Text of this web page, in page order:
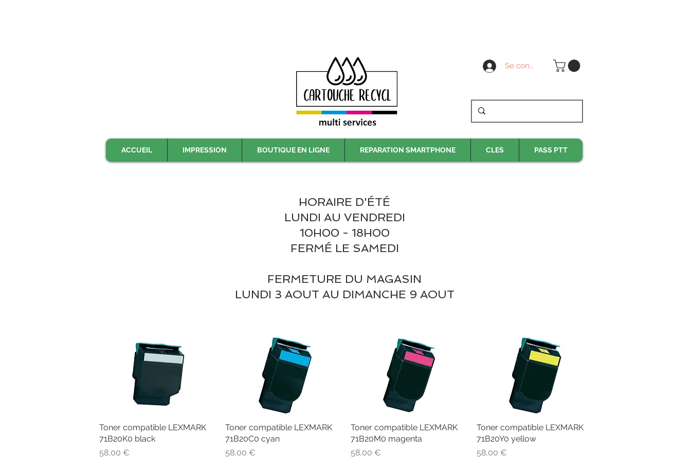
Se connecter
ACCUEIL IMPRESSION BOUTIQUE EN LIGNE REPARATION SMARTPHONE CLES PASS PTT
HORAIRE D'ÉTÉ
LUNDI AU VENDREDI
10H00 - 18H00
FERMÉ LE SAMEDI
FERMETURE DU MAGASIN
LUNDI 3 AOUT AU DIMANCHE 9 AOUT
Aperçu rapide
Toner compatible LEXMARK
71B20K0 black
Prix
58,00 €
Aperçu rapide
Toner compatible LEXMARK
71B20C0 cyan
Prix
58,00 €
Aperçu rapide
Toner compatible LEXMARK
71B20M0 magenta
Prix
58,00 €
Aperçu rapide
Toner compatible LEXMARK
71B20Y0 yellow
Prix
58,00 €